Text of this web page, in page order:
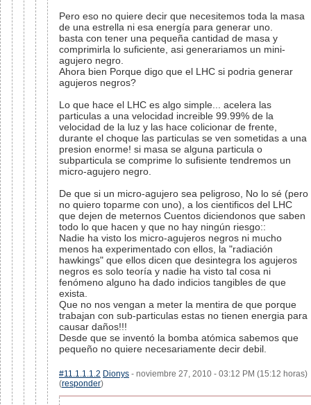
Pero eso no quiere decir que necesitemos toda la masa
de una estrella ni esa energía para generar uno.
basta con tener una pequeña cantidad de masa y
comprimirla lo suficiente, asi generariamos un mini-
agujero negro.
Ahora bien Porque digo que el LHC si podria generar
agujeros negros?
Lo que hace el LHC es algo simple... acelera las
particulas a una velocidad increible 99.99% de la
velocidad de la luz y las hace colicionar de frente,
durante el choque las particulas se ven sometidas a una
presion enorme! si masa se alguna particula o
subparticula se comprime lo sufisiente tendremos un
micro-agujero negro.
De que si un micro-agujero sea peligroso, No lo sé (pero
no quiero toparme con uno), a los cientificos del LHC
que dejen de meternos Cuentos diciendonos que saben
todo lo que hacen y que no hay ningún riesgo::
Nadie ha visto los micro-agujeros negros ni mucho
menos ha experimentado con ellos, la "radiación
hawkings" que ellos dicen que desintegra los agujeros
negros es solo teoría y nadie ha visto tal cosa ni
fenómeno alguno ha dado indicios tangibles de que
exista.
Que no nos vengan a meter la mentira de que porque
trabajan con sub-particulas estas no tienen energia para
causar daños!!!
Desde que se inventó la bomba atómica sabemos que
pequeño no quiere necesariamente decir debil.
#11.1.1.1.2 Dionys - noviembre 27, 2010 - 03:12 PM (15:12 horas)
(responder)